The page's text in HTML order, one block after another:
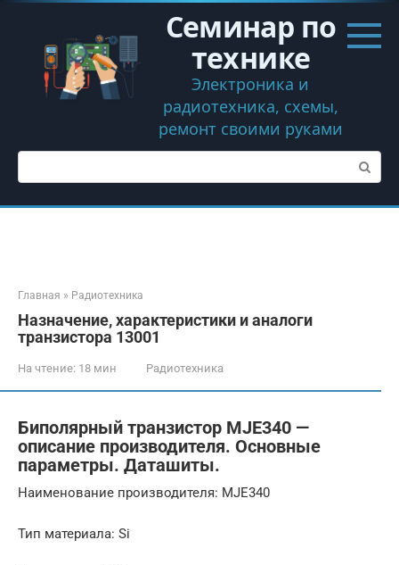
Перейти
контенту
Семинар по
технике
Электроника и
радиотехника, схемы,
ремонт своими руками
Поиск:
Главная » Радиотехника
Назначение, характеристики и аналоги
транзистора 13001
На чтение: 18 мин Радиотехника
Биполярный транзистор MJE340 —
описание производителя. Основные
параметры. Даташиты.
Наименование производителя: MJE340
Тип материала: Si